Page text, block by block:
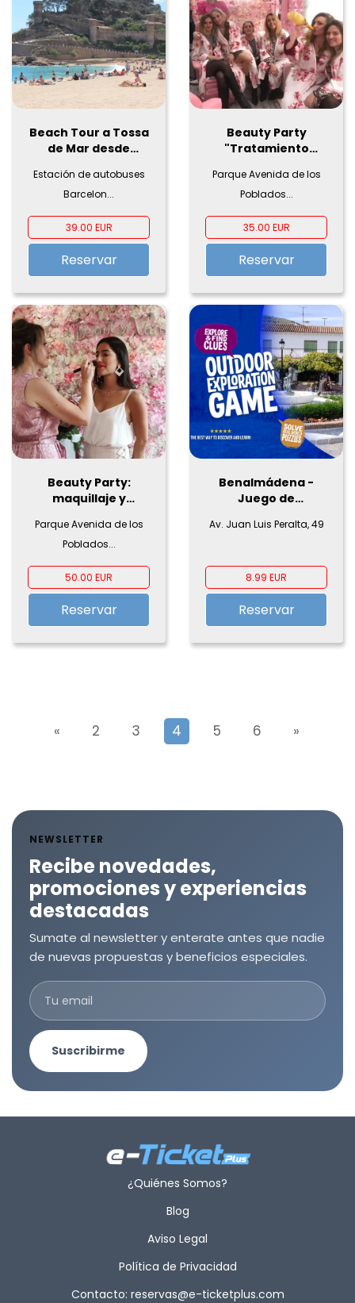
Beach Tour a Tossa
de Mar desde
Estación de autobuses
Barcelon...
39.00 EUR
Reservar
Beauty Party
"Tratamiento
Parque Avenida de los
Poblados...
35.00 EUR
Reservar
Beauty Party:
maquillaje y
Parque Avenida de los
Poblados...
50.00 EUR
Reservar
Benalmádena -
Juego de
libre
Av. Juan Luis Peralta, 49
8.99 EUR
Reservar
« 2 3 4 5 6 »
NEWSLETTER
Recibe novedades,
promociones y experiencias
destacadas
Sumate al newsletter y enterate antes que nadie
de nuevas propuestas y beneficios especiales.
Suscribirme
¿Quiénes Somos?
Blog
Aviso Legal
Política de Privacidad
Contacto: reservas@e-ticketplus.com